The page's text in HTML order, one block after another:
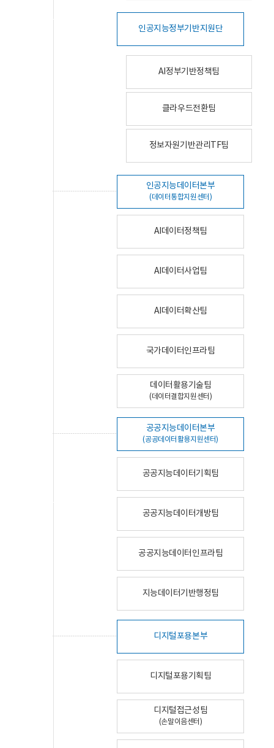
인공지능정부기반지원단
AI정부기반정책팀
클라우드전환팀
정보자원기반관리TF팀
인공지능데이터본부
(데이터통합지원센터)
AI데이터정책팀
AI데이터사업팀
AI데이터확산팀
국가데이터인프라팀
데이터활용기술팀
(데이터결합지원센터)
공공지능데이터본부
(공공데이터활용지원센터)
공공지능데이터기획팀
공공지능데이터개방팀
공공지능데이터인프라팀
지능데이터기반행정팀
디지털포용본부
디지털포용기획팀
디지털접근성팀
(손말이음센터)